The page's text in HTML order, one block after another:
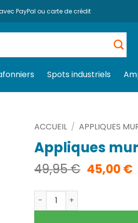
PayPal ou carte de crédit
Spots industriels
ACCUEIL / APPLIQUES
Appliques
49,95€ Le
prix
49,95 €.
45,00€Le
quantité de Appliques